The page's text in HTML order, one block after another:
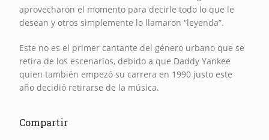
aprovecharon el momento para decirle todo lo que le
desean y otros simplemente lo llamaron “leyenda”.
Este no es el primer cantante del género urbano que se
retira de los escenarios, debido a que Daddy Yankee
quien también empezó su carrera en 1990 justo este
año decidió retirarse de la música.
Compartir